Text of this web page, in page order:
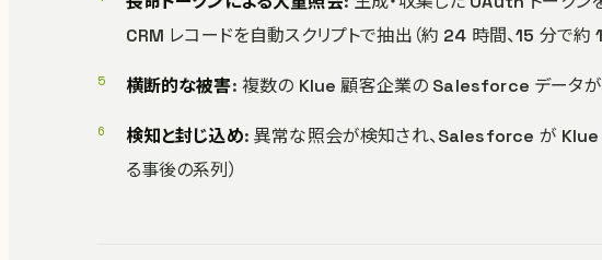
CRM レコードを自動スクリプトで抽出（約 24 時間、15 分で約
横断的な被害: 複数の Klue 顧客企業の Salesforce データが
検知と封じ込め: 異常な照会が検知され、Salesforce が Klue
る事後の系列）